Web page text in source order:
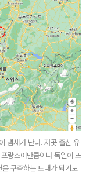
냄새가 난다. 저곳 출신 유
랑스어만큼이나 독일어 또
구축하는 토대가 되기도